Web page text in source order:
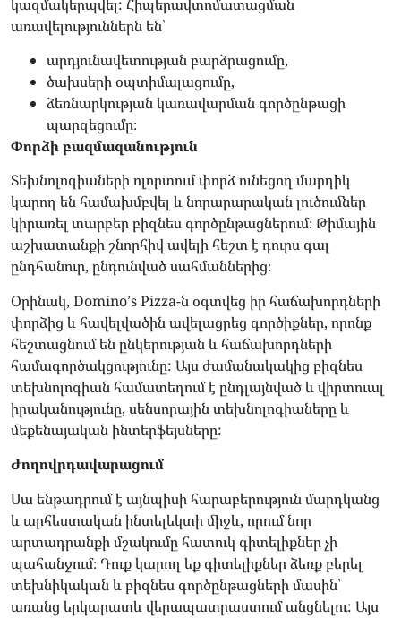
կազմակերպվել: Հիպերավտոմատացման
առավելություններն են՝
արդյունավետության բարձրացումը,
ծախսերի օպտիմալացումը,
ձեռնարկության կառավարման գործընթացի
պարզեցումը։
Փորձի բազմազանություն
Տեխնոլոգիաների ոլորտում փորձ ունեցող մարդիկ
կարող են համախմբվել և նորարարական լուծումներ
կիրառել տարբեր բիզնես գործընթացներում։ Թիմային
աշխատանքի շնորհիվ ավելի հեշտ է դուրս գալ
ընդհանուր, ընդունված սահմաններից։
Օրինակ, Domino’s Pizza-ն օգտվեց իր հաճախորդների
փորձից և հավելվածին ավելացրեց գործիքներ, որոնք
հեշտացնում են ընկերության և հաճախորդների
համագործակցությունը: Այս ժամանակակից բիզնես
տեխնոլոգիան համատեղում է ընդլայնված և վիրտուալ
իրականությունը, սենսորային տեխնոլոգիաները և
մեքենայական ինտերֆեյսները:
Ժողովրդավարացում
Սա ենթադրում է այնպիսի հարաբերություն մարդկանց
և արհեստական ​​ինտելեկտի միջև, որում նոր
արտադրանքի մշակումը հատուկ գիտելիքներ չի
պահանջում։ Դուք կարող եք գիտելիքներ ձեռք բերել
տեխնիկական և բիզնես գործընթացների մասին՝
առանց երկարատև վերապատրաստում անցնելու: Այս